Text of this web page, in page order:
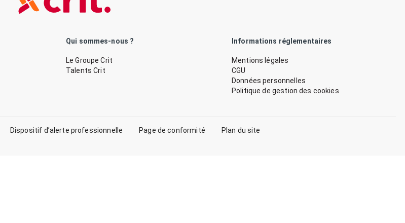
Qui sommes-nous ?
Le Groupe Crit
Talents Crit
Informations réglementaires
Mentions légales
CGU
Données personnelles
Politique de gestion des cookies
Dispositif d’alerte professionnelle Page de conformité Plan du site